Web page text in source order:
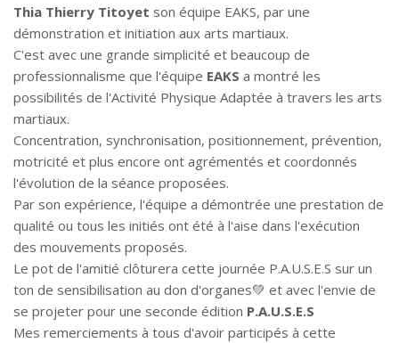
Thia Thierry Titoyet son équipe EAKS, par une
démonstration et initiation aux arts martiaux.
C'est avec une grande simplicité et beaucoup de
professionnalisme que l'équipe EAKS a montré les
possibilités de l'Activité Physique Adaptée à travers les arts
martiaux.
Concentration, synchronisation, positionnement, prévention,
motricité et plus encore ont agrémentés et coordonnés
l'évolution de la séance proposées.
Par son expérience, l'équipe a démontrée une prestation de
qualité ou tous les initiés ont été à l'aise dans l'exécution
des mouvements proposés.
Le pot de l'amitié clôturera cette journée P.A.U.S.E.S sur un
ton de sensibilisation au don d'organes💚 et avec l'envie de
se projeter pour une seconde édition P.A.U.S.E.S
Mes remerciements à tous d'avoir participés à cette